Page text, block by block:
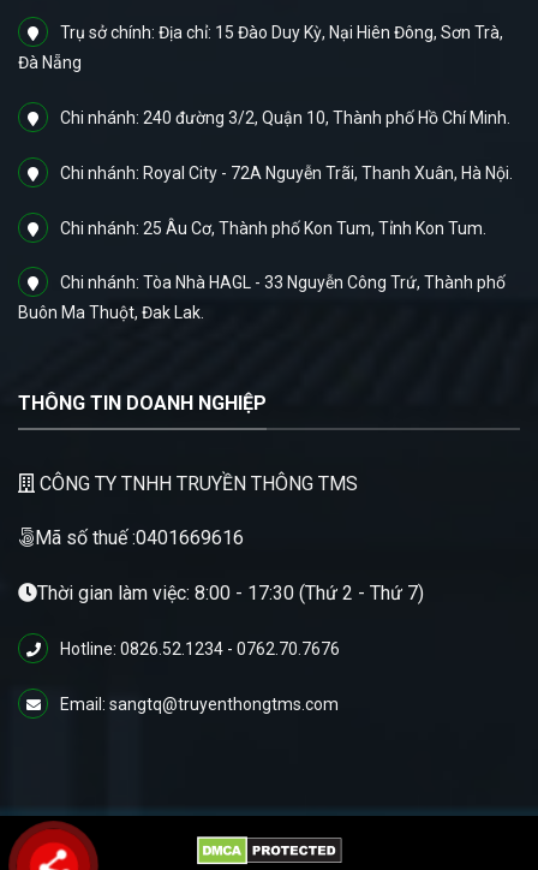
Trụ sở chính: Địa chỉ: 15 Đào Duy Kỳ, Nại Hiên Đông, Sơn Trà,
Đà Nẵng
Chi nhánh: 240 đường 3/2, Quận 10, Thành phố Hồ Chí Minh.
Chi nhánh: Royal City - 72A Nguyễn Trãi, Thanh Xuân, Hà Nội.
Chi nhánh: 25 Âu Cơ, Thành phố Kon Tum, Tỉnh Kon Tum.
Chi nhánh: Tòa Nhà HAGL - 33 Nguyễn Công Trứ, Thành phố
Buôn Ma Thuột, Đak Lak.
THÔNG TIN DOANH NGHIỆP
CÔNG TY TNHH TRUYỀN THÔNG TMS
Mã số thuế :0401669616
Thời gian làm việc: 8:00 - 17:30 (Thứ 2 - Thứ 7)
Hotline: 0826.52.1234 - 0762.70.7676
Email: sangtq@truyenthongtms.com